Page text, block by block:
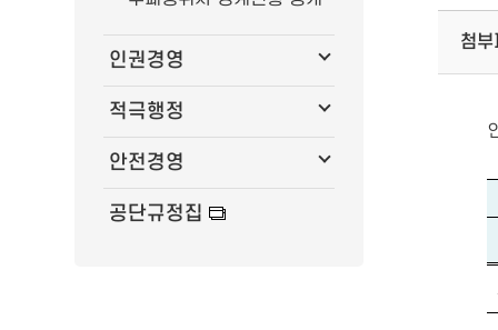
인권경영
적극행정
안전경영
공단규정집
첨부